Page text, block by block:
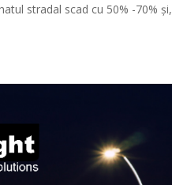
stradal scad cu 50% -70% și,